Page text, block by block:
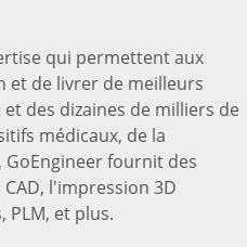
qui permettent aux
et de livrer de meilleurs
des dizaines de milliers de
médicaux, de la
fournit des
l'impression 3D
PLM, et plus.